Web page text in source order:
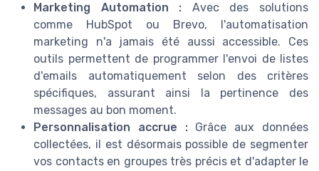
Marketing Automation : Avec des solutions
comme HubSpot ou Brevo, l'automatisation
marketing n'a jamais été aussi accessible. Ces
outils permettent de programmer l'envoi de listes
d'emails automatiquement selon des critères
spécifiques, assurant ainsi la pertinence des
messages au bon moment.
Personnalisation accrue :Grâce aux données
collectées, il est désormais possible de segmenter
vos contacts en groupes très précis et d'adapter le